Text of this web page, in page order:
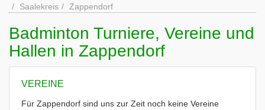
Saalekreis
Zappendorf
Badminton Turniere, Vereine und
Hallen in Zappendorf
VEREINE
Für Zappendorf sind uns zur Zeit noch keine Vereine